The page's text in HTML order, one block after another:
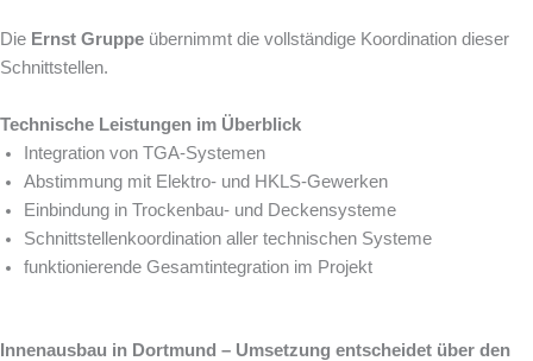
Die Ernst Gruppe übernimmt die vollständige Koordination dieser
Schnittstellen.
Technische Leistungen im Überblick
Integration von TGA-Systemen
Abstimmung mit Elektro- und HKLS-Gewerken
Einbindung in Trockenbau- und Deckensysteme
Schnittstellenkoordination aller technischen Systeme
funktionierende Gesamtintegration im Projekt
Innenausbau in Dortmund – Umsetzung entscheidet über den